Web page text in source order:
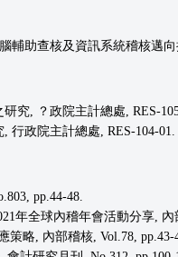
輔助查核及資訊系統稽核邁
, ？政院主計總處, RES-
政院主計總處, RES-104-
pp.44-48.
年全球內稽年會活動分享, 內
略, 內部稽核, Vol.78, pp.43-